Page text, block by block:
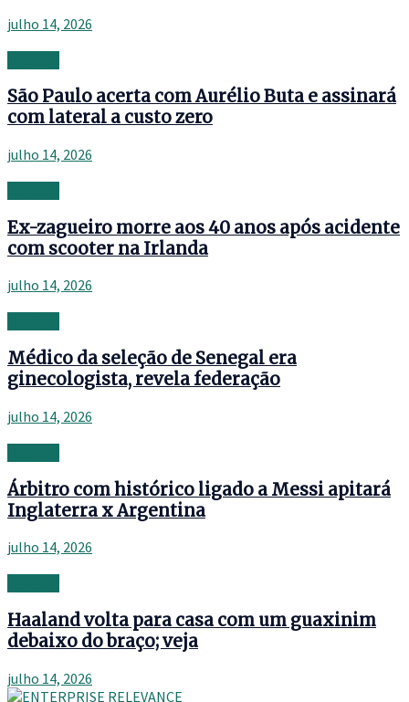
julho 14, 2026
São Paulo acerta com Aurélio Buta e assinará
com lateral a custo zero
julho 14, 2026
Ex-zagueiro morre aos 40 anos após acidente
com scooter na Irlanda
julho 14, 2026
Médico da seleção de Senegal era
ginecologista, revela federação
julho 14, 2026
Árbitro com histórico ligado a Messi apitará
Inglaterra x Argentina
julho 14, 2026
Haaland volta para casa com um guaxinim
debaixo do braço; veja
julho 14, 2026